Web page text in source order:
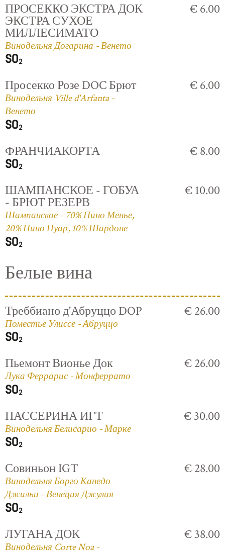
ПРОСЕККО ЭКСТРА ДОК
ЭКСТРА СУХОЕ
МИЛЛЕСИМАТО
Винодельня Догарина - Венето
€ 6.00
Просекко Розе DOC Брют
Винодельня Ville d'Arfanta -
Венето
€ 6.00
ФРАНЧИАКОРТА € 8.00
ШАМПАНСКОЕ - ГОБУА
- БРЮТ РЕЗЕРВ
Шампанское - 70% Пино Менье,
20% Пино Нуар, 10% Шардоне
€ 10.00
Белые вина
Треббиано д'Абруццо DOP
Поместье Улиссе - Абруццо
€ 26.00
Пьемонт Вионье Док
Лука Феррарис - Монферрато
€ 26.00
ПАССЕРИНА ИГТ
Винодельня Белисарио - Марке
€ 30.00
Совиньон IGT
Винодельня Борго Канедо
Джильи - Венеция Джулия
€ 28.00
ЛУГАНА ДОК
Винодельня Corte Noa -
€ 38.00